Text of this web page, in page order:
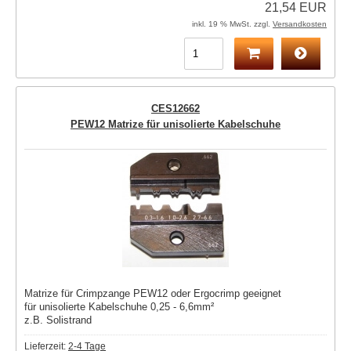
21,54 EUR
inkl. 19 % MwSt. zzgl. Versandkosten
CES12662
PEW12 Matrize für unisolierte Kabelschuhe
Matrize für Crimpzange PEW12 oder Ergocrimp geeignet
für unisolierte Kabelschuhe 0,25 - 6,6mm²
z.B. Solistrand
Lieferzeit: 2-4 Tage